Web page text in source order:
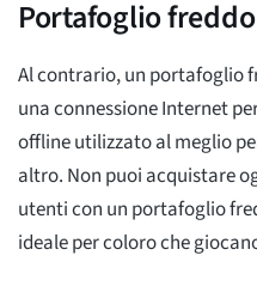
Portafoglio freddo
Al contrario, un portafoglio
una connessione Internet
offline utilizzato al meglio
altro. Non puoi acquistare
utenti con un portafoglio
ideale per coloro che